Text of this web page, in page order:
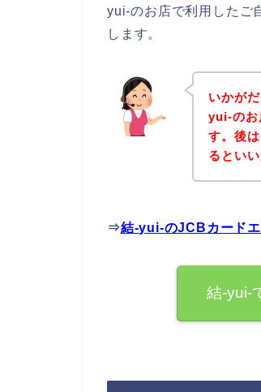
yui-のお店で利用したご
します。
いかが
yui-のお
す。後
るとい
⇒結-yui-のJCBカード
結-yui-